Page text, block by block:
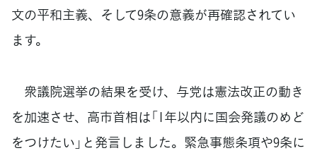
文の平和主義、そして9条の意義が再確認されてい
ます。
衆議院選挙の結果を受け、与党は憲法改正の動き
を加速させ、高市首相は「1年以内に国会発議のめど
をつけたい」と発言しました。緊急事態条項や9条に